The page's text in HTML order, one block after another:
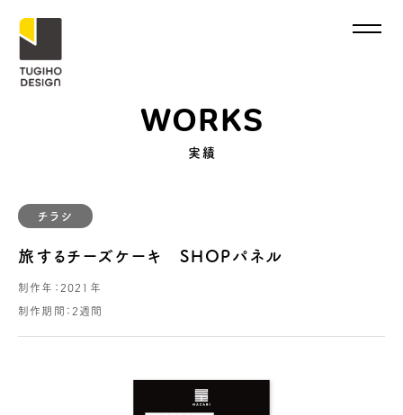
WORKS
実績
チラシ
旅するチーズケーキ SHOPパネル
制作年： 2021年
制作期間： 2週間